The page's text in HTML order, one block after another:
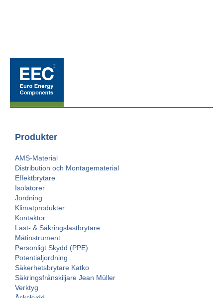
Produkter
AMS-Material
Distribution och Montagematerial
Effektbrytare
Isolatorer
Jordning
Klimatprodukter
Kontaktor
Last- & Säkringslastbrytare
Mätinstrument
Personligt Skydd (PPE)
Potentialjordning
Säkerhetsbrytare Katko
Säkringsfrånskiljare Jean Müller
Verktyg